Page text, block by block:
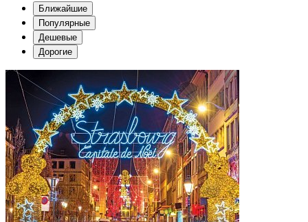
Ближайшие
Популярные
Дешевые
Дорогие